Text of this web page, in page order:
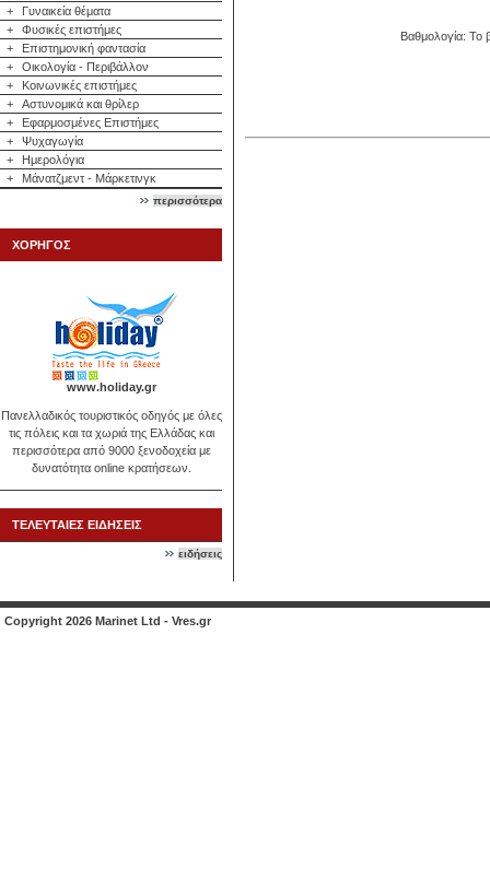
+
Γυναικεία θέματα
+
Φυσικές επιστήμες
+
Επιστημονική φαντασία
+
Οικολογία - Περιβάλλον
+
Κοινωνικές επιστήμες
+
Αστυνομικά και θρίλερ
+
Εφαρμοσμένες Επιστήμες
+
Ψυχαγωγία
+
Ημερολόγια
+
Μάνατζμεντ - Μάρκετινγκ
περισσότερα
ΧΟΡΗΓΟΣ
www.holiday.gr
Πανελλαδικός τουριστικός οδηγός με όλες
τις πόλεις και τα χωριά της Ελλάδας και
περισσότερα από 9000 ξενοδοχεία με
δυνατότητα online κρατήσεων.
ΤΕΛΕΥΤΑΙΕΣ ΕΙΔΗΣΕΙΣ
ειδήσεις
Βαθμολογία: Το
Copyright 2026 Marinet Ltd - Vres.gr